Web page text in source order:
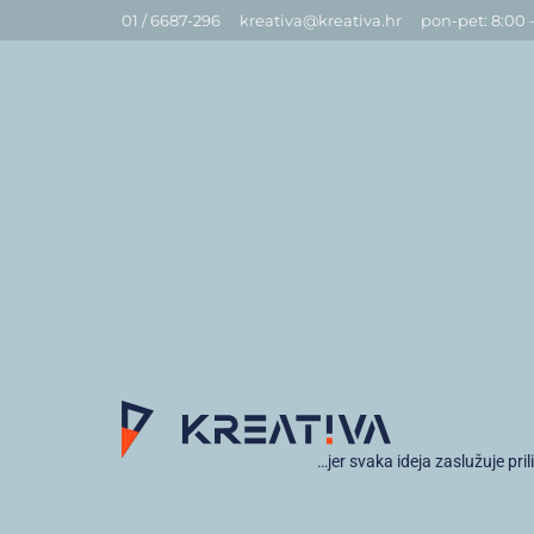
01 / 6687-296 kreativa@kreativa.hr pon-pet: 8:00
…jer svaka ideja zaslužuje